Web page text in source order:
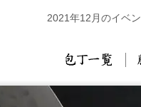
2021年12月のイベ
包